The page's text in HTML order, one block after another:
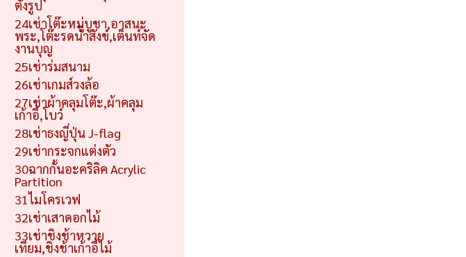
ตั้งรูป
24เช่าโต๊ะหมู่บูชา,อาสนะ
พระ,โต๊ะรดน้ำสังข์,เต็นท์จัด
งานบุญ
25เช่าร่มสนาม
26เช่าเกมส์วงล้อ
27เช่าผ้าคลุมโต๊ะ,ผ้าคลุม
เก้าอี้,โบว์
28เช่าธงญี่ปุ่น J-flag
29เช่ากระจกแต่งตัว
30ฉากกั้นอะคริลิค Acrylic
Partition
31ไมโครเวฟ
32เช่าเสาดอกไม้
33เช่าชิงช้าหวาย
เทียม,ชิงช้าเก้าอี้ไม้